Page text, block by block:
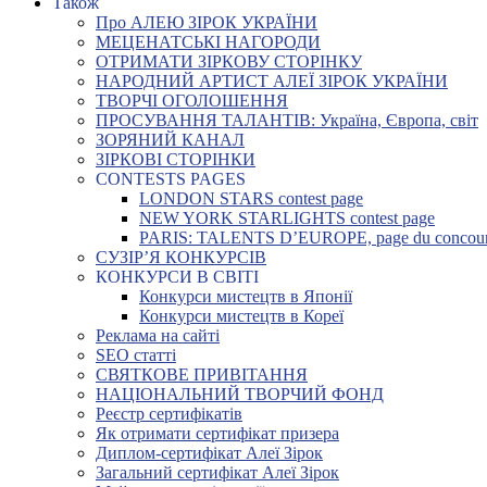
Про АЛЕЮ ЗІРОК УКРАЇНИ
МЕЦЕНАТСЬКІ НАГОРОДИ
ОТРИМАТИ ЗІРКОВУ СТОРІНКУ
НАРОДНИЙ АРТИСТ АЛЕЇ ЗІРОК УКРАЇНИ
ТВОРЧІ ОГОЛОШЕННЯ
ПРОСУВАННЯ ТАЛАНТІВ: Україна, Європа, світ
ЗОРЯНИЙ КАНАЛ
ЗІРКОВІ СТОРІНКИ
CONTESTS PAGES
LONDON STARS contest page
NEW YORK STARLIGHTS contest page
PARIS: TALENTS D’EUROPE, page du
СУЗІР’Я КОНКУРСІВ
КОНКУРСИ В СВІТІ
Конкурси мистецтв в Японії
Конкурси мистецтв в Кореї
Реклама на сайті
SEO статті
СВЯТКОВЕ ПРИВІТАННЯ
НАЦІОНАЛЬНИЙ ТВОРЧИЙ ФОНД
Реєстр сертифікатів
Як отримати сертифікат призера
Диплом-сертифікат Алеї Зірок
Загальний сертифікат Алеї Зірок